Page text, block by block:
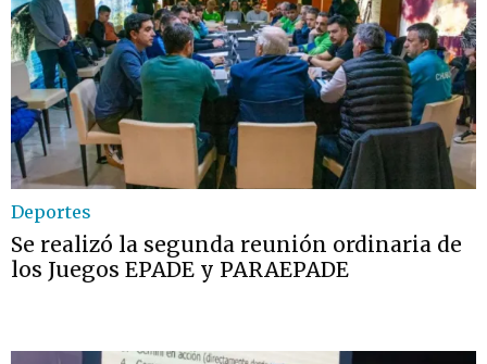
Deportes
Se realizó la segunda reunión ordinaria de
los Juegos EPADE y PARAEPADE